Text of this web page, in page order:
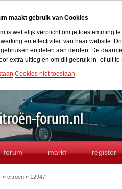
maakt gebruik van Cookies
is wettelijk verplicht om je toestemming
en effectiviteit van haar website.
en delen aan derden. De
extra uitleg en om dit gebruik in- of uit te
Cookies niet toestaan
forum markt register
» citroen» 12947